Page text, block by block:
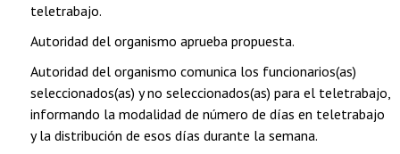
teletrabajo.
Autoridad del organismo aprueba propuesta.
Autoridad del organismo comunica los funcionarios(as)
seleccionados(as) y no seleccionados(as) para el teletrabajo,
informando la modalidad de número de días en teletrabajo
y la distribución de esos días durante la semana.